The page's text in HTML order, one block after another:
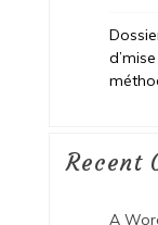
Recent
A